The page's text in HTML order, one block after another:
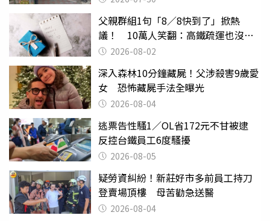
父親群組1句「8／8快到了」掀熱
議！ 10萬人笑翻：高鐵疏運也沒列
父親節
2026-08-02
深入森林10分鐘藏屍！父涉殺害9歲愛
女 恐怖藏屍手法全曝光
2026-08-04
逃票告性騷1／OL省172元不甘被逮
反控台鐵員工6度騷擾
2026-08-05
疑勞資糾紛！新莊好市多前員工持刀
登賣場頂樓 母苦勸急送醫
2026-08-04